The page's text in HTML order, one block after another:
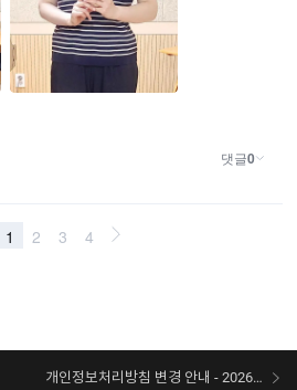
개인정보처리방침 변경 안내 - 2026/07/30 시행